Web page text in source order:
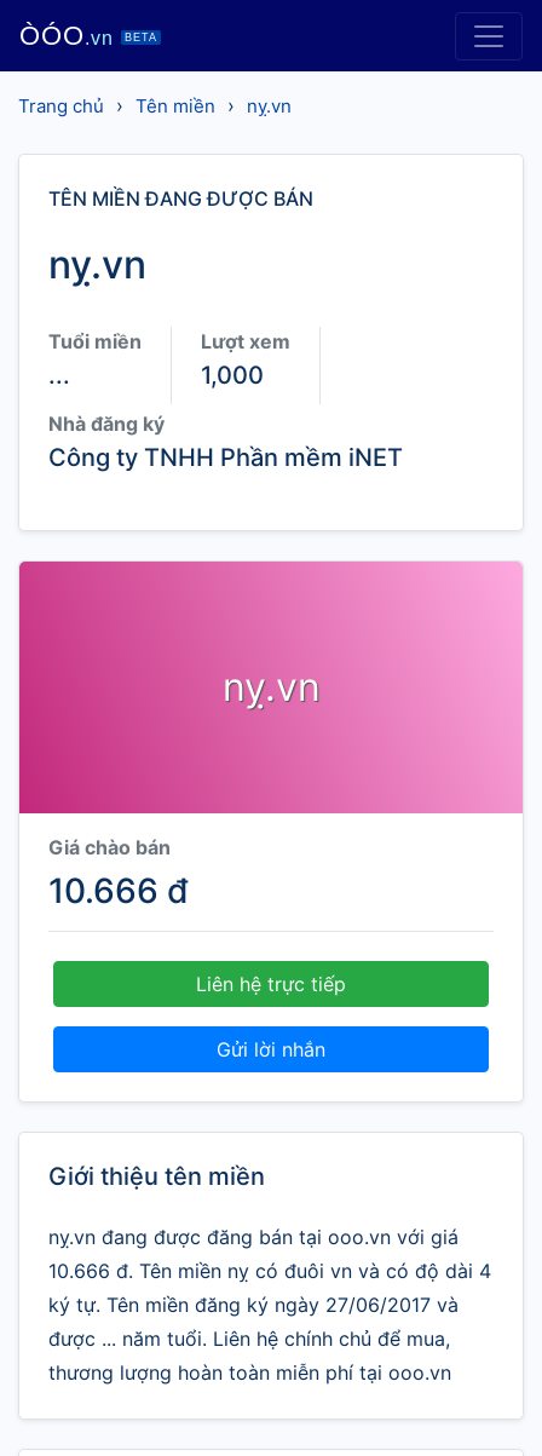
ÒÓO.vn BETA
Trang chủ › Tên miền › nỵ.vn
TÊN MIỀN ĐANG ĐƯỢC BÁN
nỵ.vn
Tuổi miền
...
Lượt xem
1,000
Nhà đăng ký
Công ty TNHH Phần mềm iNET
nỵ.vn
Giá chào bán
10.666 đ
Liên hệ trực tiếp
Gửi lời nhắn
Giới thiệu tên miền
nỵ.vn đang được đăng bán tại ooo.vn với giá
10.666 đ. Tên miền nỵ có đuôi vn và có độ dài 4
ký tự. Tên miền đăng ký ngày 27/06/2017 và
được ... năm tuổi. Liên hệ chính chủ để mua,
thương lượng hoàn toàn miễn phí tại ooo.vn